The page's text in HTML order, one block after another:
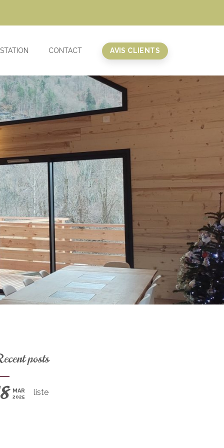
STATION CONTACT AVIS CLIENTS
posts
MAR
2025 liste